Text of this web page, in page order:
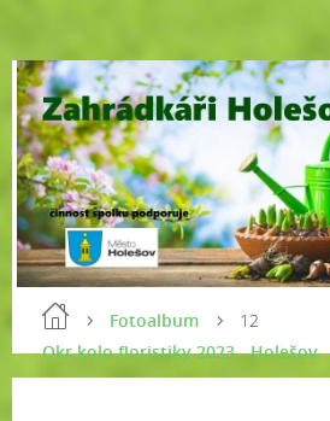
Fotoalbum
Okr.kolo floristiky 2023 - Holešov
12